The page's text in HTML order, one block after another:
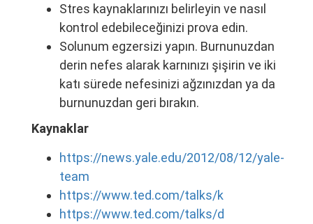
Stres kaynaklarınızı belirleyin ve nasıl
kontrol edebileceğinizi prova edin.
Solunum egzersizi yapın. Burnunuzdan
derin nefes alarak karnınızı şişirin ve iki
katı sürede nefesinizi ağzınızdan ya da
burnunuzdan geri bırakın.
Kaynaklar
https://news.yale.edu/2012/08/12/yale-
team
https://www.ted.com/talks/k
https://www.ted.com/talks/d